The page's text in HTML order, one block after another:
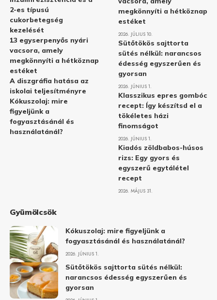
2-es típusú
cukorbetegség
kezelését
13 egyserpenyős nyári
vacsora, amely
megkönnyíti a hétköznap
estéket
A diszgráfia hatása az
iskolai teljesítményre
Kókuszolaj: mire
figyeljünk a
fogyasztásánál és
használatánál?
megkönnyíti a hétköznap
estéket
2026. JÚLIUS 10.
Sütőtökös sajttorta
sütés nélkül: narancsos
édesség egyszerűen és
gyorsan
2026. JÚNIUS 1.
Klasszikus epres gombóc
recept: Így készítsd el a
tökéletes házi
finomságot
2026. JÚNIUS 1.
Kiadós zöldbabos-húsos
rizs: Egy gyors és
egyszerű egytálétel
recept
2026. MÁJUS 31.
Gyümölcsök
Kókuszolaj: mire figyeljünk a
fogyasztásánál és használatánál?
2026. JÚNIUS 1.
Sütőtökös sajttorta sütés nélkül:
narancsos édesség egyszerűen és
gyorsan